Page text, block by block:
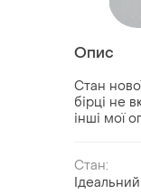
Опис
Стан
бірці не
інші мої
Стан:
Ідеальний